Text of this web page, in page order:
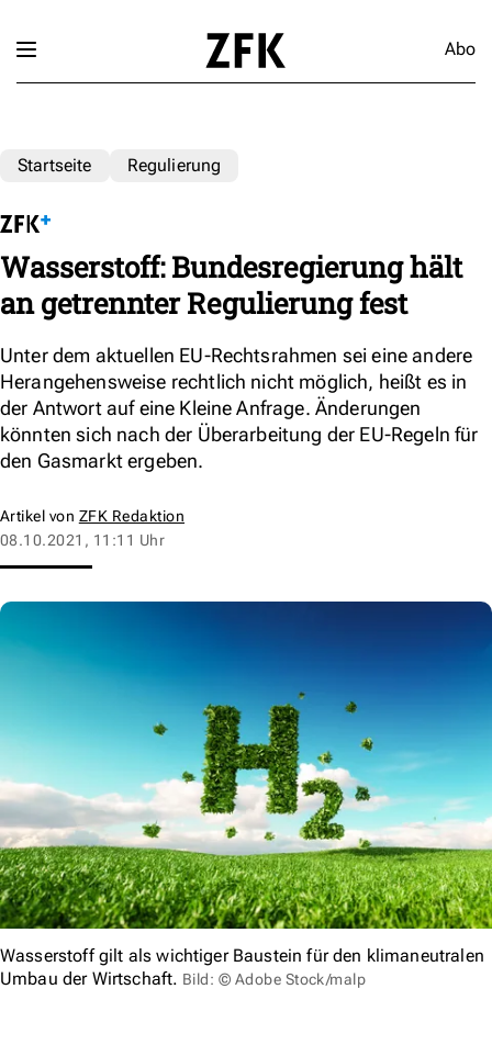
Abo
Startseite Regulierung
Wasserstoff: Bundesregierung hält
an getrennter Regulierung fest
Unter dem aktuellen EU-Rechtsrahmen sei eine andere
Herangehensweise rechtlich nicht möglich, heißt es in
der Antwort auf eine Kleine Anfrage. Änderungen
könnten sich nach der Überarbeitung der EU-Regeln für
den Gasmarkt ergeben.
Artikel von ZFK Redaktion
08.10.2021, 11:11 Uhr
Wasserstoff gilt als wichtiger Baustein für den klimaneutralen
Umbau der Wirtschaft. Bild: © Adobe Stock/malp